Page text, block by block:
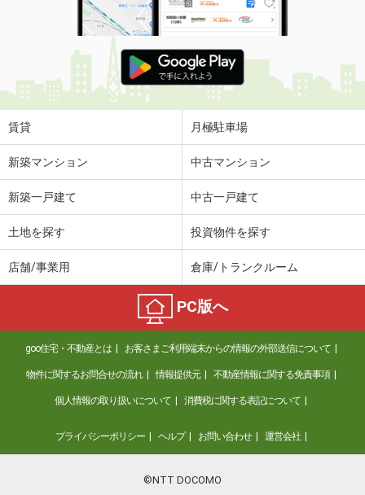
賃貸 月極駐車場
新築マンション 中古マンション
新築一戸建て 中古一戸建て
土地を探す 投資物件を探す
店舗/事業用 倉庫/トランクルーム
PC版へ
goo住宅・不動産とは お客さまご利用端末からの情報の外部送信について
物件に関するお問合せの流れ 情報提供元 不動産情報に関する免責事項
個人情報の取り扱いについて 消費税に関する表記について
プライバシーポリシー ヘルプ お問い合わせ 運営会社
©NTT DOCOMO